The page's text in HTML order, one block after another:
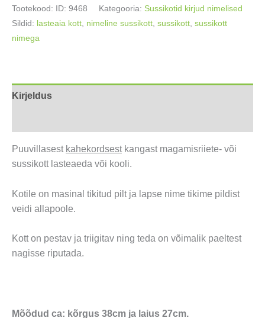
Tootekood: ID: 9468 Kategooria: Sussikotid kirjud nimelised
Sildid: lasteaia kott, nimeline sussikott, sussikott, sussikott
nimega
Kirjeldus
Puuvillasest kahekordsestkangast magamisriiete- või
sussikott lasteaeda või kooli.
Kotile on masinal tikitud pilt ja lapse nime tikime pildist
veidi allapoole.
Kott on pestav ja triigitav ning teda on võimalik paeltest
nagisse riputada.
Mõõdud ca: kõrgus 38cm ja laius 27cm.